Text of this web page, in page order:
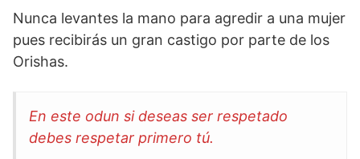
Nunca levantes la mano para agredir a una mujer
pues recibirás un gran castigo por parte de los
Orishas.
En este odun si deseas ser respetado
debes respetar primero tú.